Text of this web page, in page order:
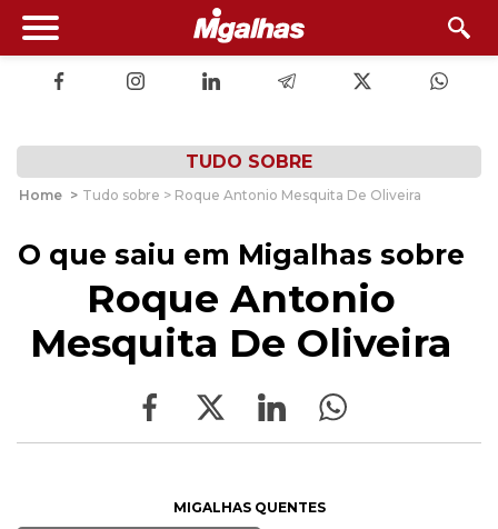
TUDO SOBRE
Home > Tudo sobre > Roque Antonio Mesquita De Oliveira
O que saiu em Migalhas sobre
Roque Antonio
Mesquita De Oliveira
MIGALHAS QUENTES